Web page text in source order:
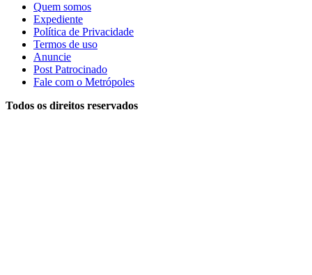
Quem somos
Expediente
Política de Privacidade
Termos de uso
Anuncie
Post Patrocinado
Fale com o Metrópoles
Todos os direitos reservados